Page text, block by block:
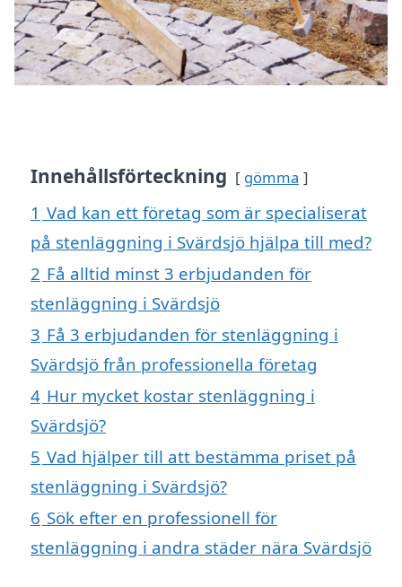
Innehållsförteckning gömma
1 Vad kan ett företag som är specialiserat
på stenläggning i Svärdsjö hjälpa till med?
2 Få alltid minst 3 erbjudanden för
stenläggning i Svärdsjö
3 Få 3 erbjudanden för stenläggning i
Svärdsjö från professionella företag
4 Hur mycket kostar stenläggning i
Svärdsjö?
5 Vad hjälper till att bestämma priset på
stenläggning i Svärdsjö?
6 Sök efter en professionell för
stenläggning i andra städer nära Svärdsjö